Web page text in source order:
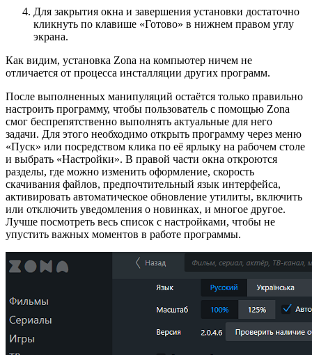
Для закрытия окна и завершения установки достаточно
кликнуть по клавише «Готово» в нижнем правом углу
экрана.
Как видим, установка Zona на компьютер ничем не
отличается от процесса инсталляции других программ.
После выполненных манипуляций остаётся только правильно
настроить программу, чтобы пользователь с помощью Zona
смог беспрепятственно выполнять актуальные для него
задачи. Для этого необходимо открыть программу через меню
«Пуск» или посредством клика по её ярлыку на рабочем столе
и выбрать «Настройки». В правой части окна откроются
разделы, где можно изменить оформление, скорость
скачивания файлов, предпочтительный язык интерфейса,
активировать автоматическое обновление утилиты, включить
или отключить уведомления о новинках, и многое другое.
Лучше посмотреть весь список с настройками, чтобы не
упустить важных моментов в работе программы.